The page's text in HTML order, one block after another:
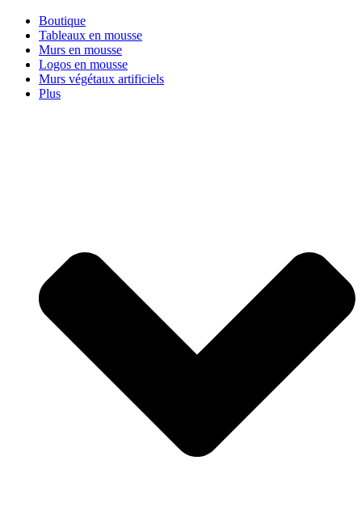
Boutique
Tableaux en mousse
Murs en mousse
Logos en mousse
Murs végétaux artificiels
Plus